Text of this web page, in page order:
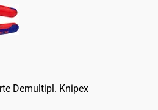
Demultipl. Knipex